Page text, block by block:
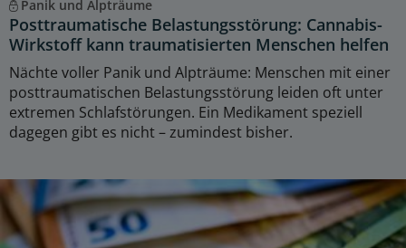
Panik und Alpträume
Posttraumatische Belastungsstörung: Cannabis-
Wirkstoff kann traumatisierten Menschen helfen
Nächte voller Panik und Alpträume: Menschen mit einer
posttraumatischen Belastungsstörung leiden oft unter
extremen Schlafstörungen. Ein Medikament speziell
dagegen gibt es nicht – zumindest bisher.